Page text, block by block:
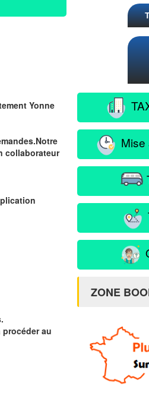
Yonne
collaborateur
au
ZONE